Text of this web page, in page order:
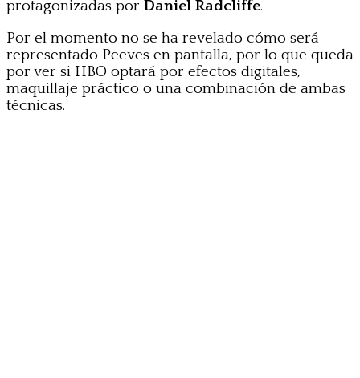
protagonizadas por Daniel Radcliffe.
Por el momento no se ha revelado cómo será
representado Peeves en pantalla, por lo que queda
por ver si HBO optará por efectos digitales,
maquillaje práctico o una combinación de ambas
técnicas.